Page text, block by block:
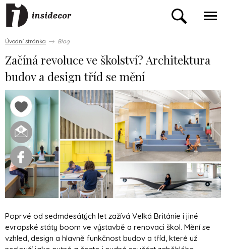
Úvodní stránka Blog
Začíná revoluce ve školství? Architektura
budov a design tříd se mění
Poprvé od sedmdesátých let zažívá Velká Británie i jiné
evropské státy boom ve výstavbě a renovaci škol. Mění se
vzhled, design a hlavně funkčnost budov a tříd, které už